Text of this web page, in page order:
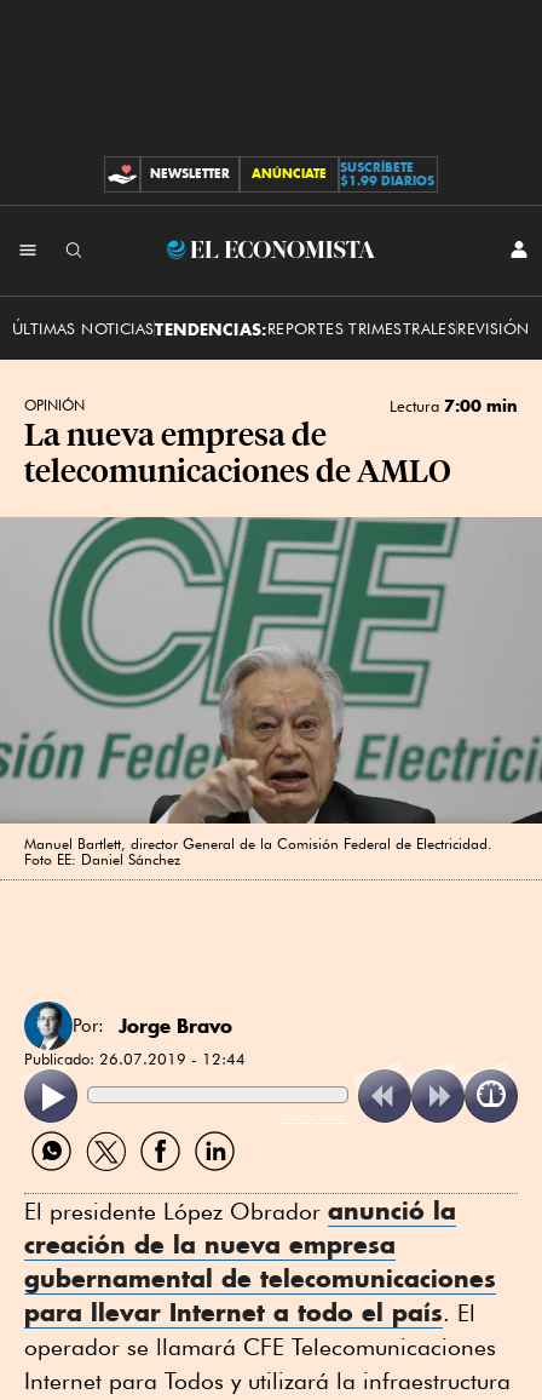
CONTRIBUCIONES
NEWSLETTER ANÚNCIATE
SUSCRÍBETE
$1.99 DIARIOS
El
ÚLTIMAS NOTICIASTENDENCIAS:REPORTES TRIMESTRALESREVISIÓN
OPINIÓN Lectura 7:00 min
La nueva empresa de
telecomunicaciones de AMLO
Manuel Bartlett, director General de la Comisión Federal de Electricidad.
Foto EE: Daniel Sánchez
Por: Jorge Bravo
Publicado: 26.07.2019 - 12:44
ReadSpeaker
Compartir
por
Compartir
por
Compartir
por
Compartir
por
El presidente López Obrador anunció la
creación de la nueva empresa
gubernamental de telecomunicaciones
para llevar Internet a todo el país. El
operador se llamará CFE Telecomunicaciones
Internet para Todos y utilizará la infraestructura